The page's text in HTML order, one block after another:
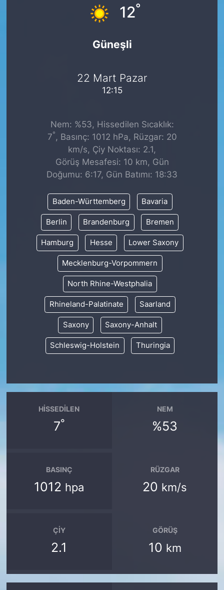
12°
Güneşli
22 Mart Pazar
12:15
Nem: %53, Hissedilen Sıcaklık:
7° , Basınç: 1012 hPa, Rüzgar: 20
km/s, Çiy Noktası: 2.1,
Görüş Mesafesi: 10 km, Gün
Doğumu: 6:17, Gün Batımı: 18:33
Baden-Württemberg Bavaria
Berlin Brandenburg Bremen
Hamburg Hesse Lower Saxony
Mecklenburg-Vorpommern
North Rhine-Westphalia
Rhineland-Palatinate Saarland
Saxony Saxony-Anhalt
Schleswig-Holstein Thuringia
HISSEDILEN
7°
NEM
%53
BASINÇ
1012 hpa
RÜZGAR
20 km/s
ÇIY
2.1
GÖRÜŞ
10 km